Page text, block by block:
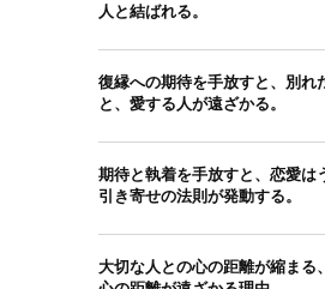
人と結ばれる。
復縁への期待を手放すと、別れ
と、愛する人が遠ざかる。
期待と執着を手放すと、恋愛は
引き寄せの法則が発動する。
大切な人との心の距離が縮まる